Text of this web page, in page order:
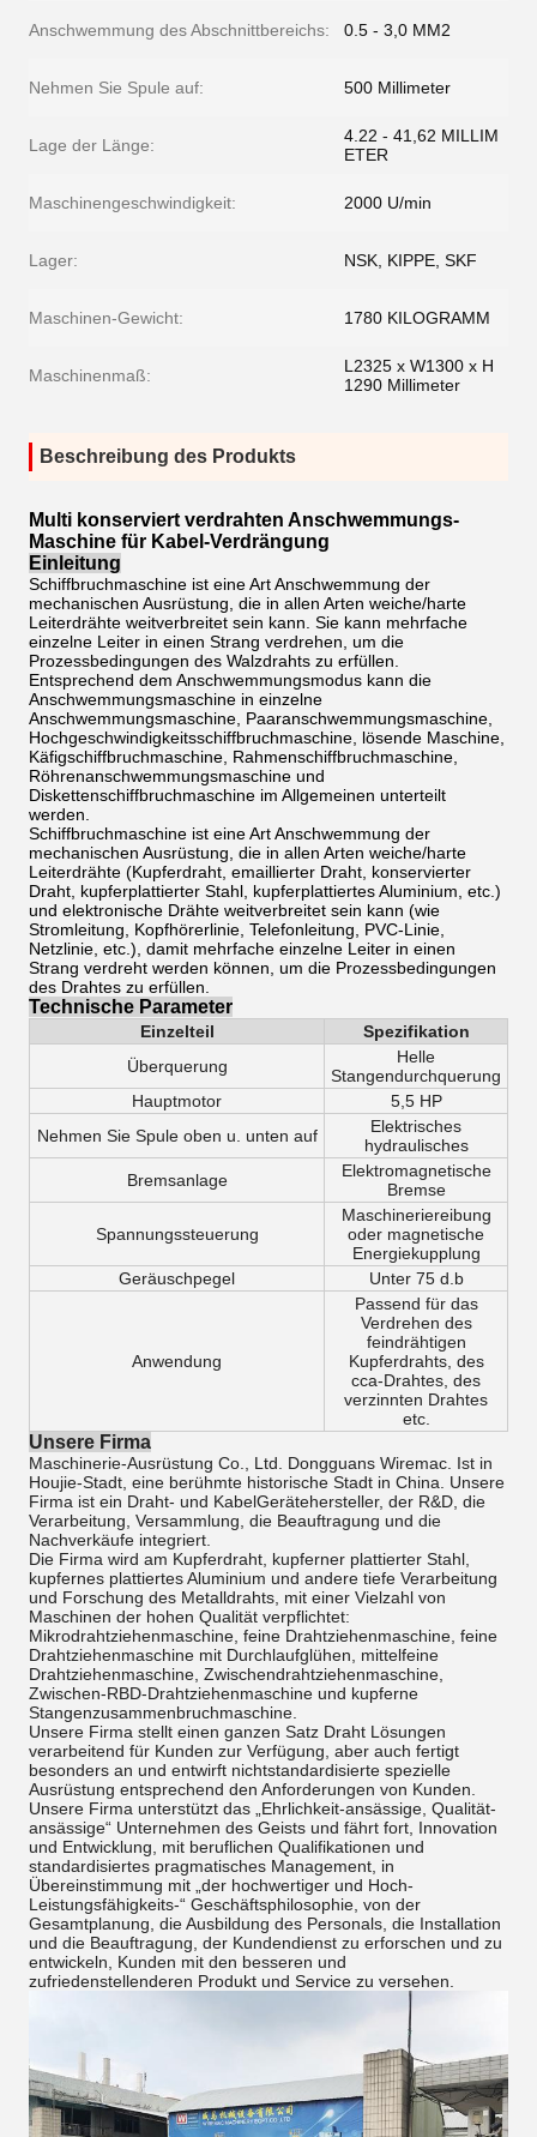
Anschwemmung des Abschnittbereichs: 0.5 - 3,0 MM2
Nehmen Sie Spule auf: 500 Millimeter
Lage der Länge:
4.22 - 41,62 MILLIM
ETER
Maschinengeschwindigkeit: 2000 U/min
Lager: NSK, KIPPE, SKF
Maschinen-Gewicht: 1780 KILOGRAMM
Maschinenmaß:
L2325 x W1300 x H
1290 Millimeter
Beschreibung des Produkts
Multi konserviert verdrahten Anschwemmungs-
Maschine für Kabel-Verdrängung
Einleitung
Schiffbruchmaschine ist eine Art Anschwemmung der
mechanischen Ausrüstung, die in allen Arten weiche/harte
Leiterdrähte weitverbreitet sein kann. Sie kann mehrfache
einzelne Leiter in einen Strang verdrehen, um die
Prozessbedingungen des Walzdrahts zu erfüllen.
Entsprechend dem Anschwemmungsmodus kann die
Anschwemmungsmaschine in einzelne
Anschwemmungsmaschine, Paaranschwemmungsmaschine,
Hochgeschwindigkeitsschiffbruchmaschine, lösende Maschine,
Käfigschiffbruchmaschine, Rahmenschiffbruchmaschine,
Röhrenanschwemmungsmaschine und
Diskettenschiffbruchmaschine im Allgemeinen unterteilt
werden.
Schiffbruchmaschine ist eine Art Anschwemmung der
mechanischen Ausrüstung, die in allen Arten weiche/harte
Leiterdrähte (Kupferdraht, emaillierter Draht, konservierter
Draht, kupferplattierter Stahl, kupferplattiertes Aluminium, etc.)
und elektronische Drähte weitverbreitet sein kann (wie
Stromleitung, Kopfhörerlinie, Telefonleitung, PVC-Linie,
Netzlinie, etc.), damit mehrfache einzelne Leiter in einen
Strang verdreht werden können, um die Prozessbedingungen
des Drahtes zu erfüllen.
Technische Parameter
Einzelteil
Spezifikation
Überquerung
Helle
Stangendurchquerung
Hauptmotor
5,5 HP
Nehmen Sie Spule oben u. unten auf
Elektrisches
hydraulisches
Bremsanlage
Elektromagnetische
Bremse
Spannungssteuerung
Maschineriereibung
oder magnetische
Energiekupplung
Geräuschpegel
Unter 75 d.b
Anwendung
Passend für das
Verdrehen des
feindrähtigen
Kupferdrahts, des
cca-Drahtes, des
verzinnten Drahtes
etc.
Unsere Firma
Maschinerie-Ausrüstung Co., Ltd. Dongguans Wiremac. Ist in
Houjie-Stadt, eine berühmte historische Stadt in China. Unsere
Firma ist ein Draht- und KabelGerätehersteller, der R&D, die
Verarbeitung, Versammlung, die Beauftragung und die
Nachverkäufe integriert.
Die Firma wird am Kupferdraht, kupferner plattierter Stahl,
kupfernes plattiertes Aluminium und andere tiefe Verarbeitung
und Forschung des Metalldrahts, mit einer Vielzahl von
Maschinen der hohen Qualität verpflichtet:
Mikrodrahtziehenmaschine, feine Drahtziehenmaschine, feine
Drahtziehenmaschine mit Durchlaufglühen, mittelfeine
Drahtziehenmaschine, Zwischendrahtziehenmaschine,
Zwischen-RBD-Drahtziehenmaschine und kupferne
Stangenzusammenbruchmaschine.
Unsere Firma stellt einen ganzen Satz Draht Lösungen
verarbeitend für Kunden zur Verfügung, aber auch fertigt
besonders an und entwirft nichtstandardisierte spezielle
Ausrüstung entsprechend den Anforderungen von Kunden.
Unsere Firma unterstützt das „Ehrlichkeit-ansässige, Qualität-
ansässige“ Unternehmen des Geists und fährt fort, Innovation
und Entwicklung, mit beruflichen Qualifikationen und
standardisiertes pragmatisches Management, in
Übereinstimmung mit „der hochwertiger und Hoch-
Leistungsfähigkeits-“ Geschäftsphilosophie, von der
Gesamtplanung, die Ausbildung des Personals, die Installation
und die Beauftragung, der Kundendienst zu erforschen und zu
entwickeln, Kunden mit den besseren und
zufriedenstellenderen Produkt und Service zu versehen.